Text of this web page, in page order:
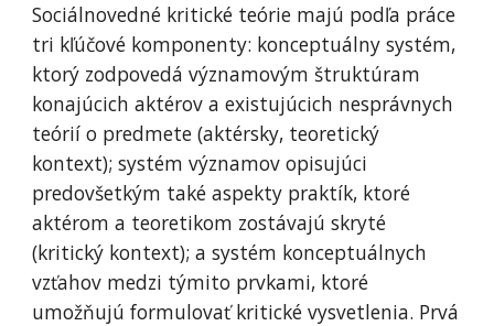
Sociálnovedné kritické teórie majú podľa práce
tri kľúčové komponenty: konceptuálny systém,
ktorý zodpovedá významovým štruktúram
konajúcich aktérov a existujúcich nesprávnych
teórií o predmete (aktérsky, teoretický
kontext); systém významov opisujúci
predovšetkým také aspekty praktík, ktoré
aktérom a teoretikom zostávajú skryté
(kritický kontext); a systém konceptuálnych
vzťahov medzi týmito prvkami, ktoré
umožňujú formulovať kritické vysvetlenia. Prvá